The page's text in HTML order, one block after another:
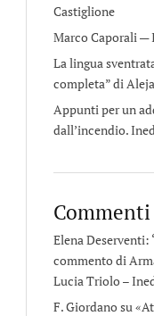
Castiglione
Marco Caporali —
La lingua
completa” di
Appunti per un
dall’incendio.
Elena Deserventi:
commento di
Lucia Triolo –
F. Giordano su